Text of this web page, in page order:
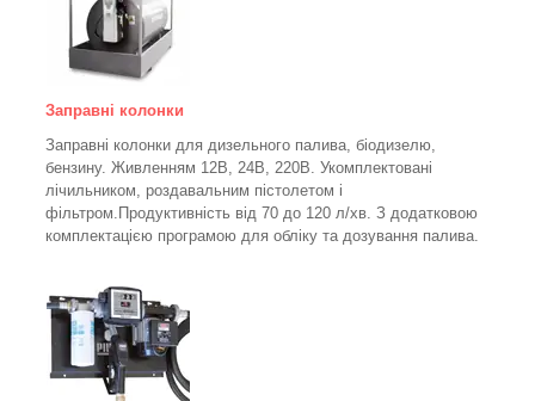
Заправні колонки
Заправні колонки для дизельного палива, біодизелю,
бензину. Живленням 12В, 24В, 220В. Укомплектовані
лічильником, роздавальним пістолетом і
фільтром. Продуктивність від 70 до 120 л/хв. З додатковою
комплектацією програмою для обліку та дозування палива.